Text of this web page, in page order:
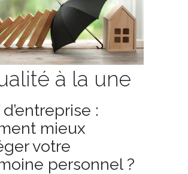
à la une
:
mieux
votre
personnel ?